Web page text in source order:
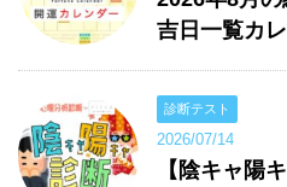
吉日一覧カ
診断テスト
2026/07/14
【陰キャ陽